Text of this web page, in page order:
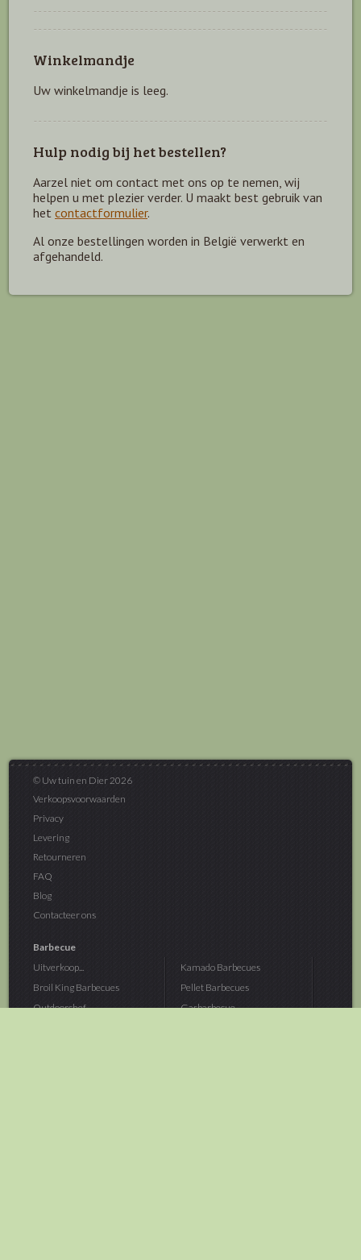
Winkelmandje
Uw winkelmandje is leeg.
Hulp nodig bij het bestellen?
Aarzel niet om contact met ons op te nemen, wij
helpen u met plezier verder. U maakt best gebruik van
het contactformulier.
Al onze bestellingen worden in België verwerkt en
afgehandeld.
© Uw tuin en Dier 2026
Verkoopsvoorwaarden
Privacy
Levering
Retourneren
FAQ
Blog
Contacteer ons
Barbecue
Uitverkoop...
Broil King Barbecues
Outdoorchef...
Kamado Barbecues
Pellet Barbecues
Gasbarbecue